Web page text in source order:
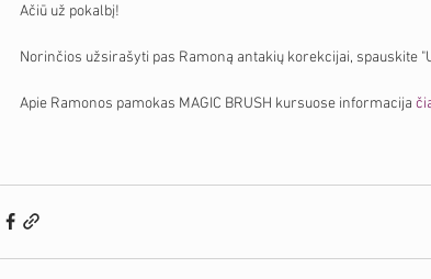
Ačiū už pokalbį!
Norinčios užsirašyti pas Ramoną antakių korekcijai, spauskite
Apie Ramonos pamokas MAGIC BRUSH kursuose informacija